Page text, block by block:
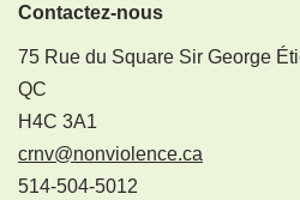
Contactez-nous
75 Rue du Square Sir George
QC
H4C 3A1
crnv@nonviolence.ca
514-504-5012